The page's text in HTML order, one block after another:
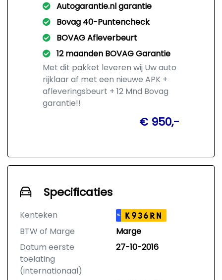
Autogarantie.nl garantie
Bovag 40-Puntencheck
BOVAG Afleverbeurt
12 maanden BOVAG Garantie
Met dit pakket leveren wij Uw auto
rijklaar af met een nieuwe APK +
afleveringsbeurt + 12 Mnd Bovag
garantie!!
€ 950,-
Specificaties
Kenteken NL K936RN
BTW of Marge
Marge
Datum eerste
toelating
(internationaal)
27-10-2016